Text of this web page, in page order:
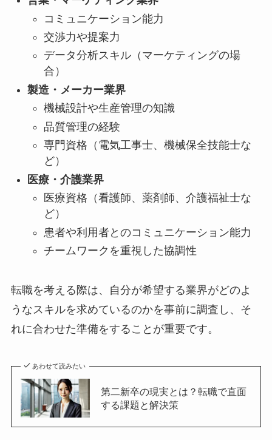
コミュニケーション能力
交渉力や提案力
データ分析スキル（マーケティングの場
合）
製造・メーカー業界
機械設計や生産管理の知識
品質管理の経験
専門資格（電気工事士、機械保全技能士な
ど）
医療・介護業界
医療資格（看護師、薬剤師、介護福祉士な
ど）
患者や利用者とのコミュニケーション能力
チームワークを重視した協調性
転職を考える際は、自分が希望する業界がどのよ
うなスキルを求めているのかを事前に調査し、そ
れに合わせた準備をすることが重要です。
あわせて読みたい
第二新卒の現実とは？転職で直面
する課題と解決策